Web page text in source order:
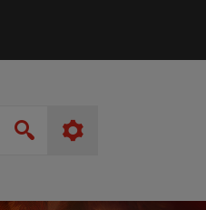
Rechercher